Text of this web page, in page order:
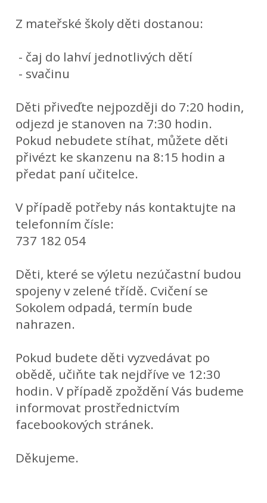
Z mateřské školy děti dostanou:
- čaj do lahví jednotlivých dětí
- svačinu
Děti přiveďte nejpozději do 7:20 hodin,
odjezd je stanoven na 7:30 hodin.
Pokud nebudete stíhat, můžete děti
přivézt ke skanzenu na 8:15 hodin a
předat paní učitelce.
V případě potřeby nás kontaktujte na
telefonním čísle:
737 182 054
Děti, které se výletu nezúčastní budou
spojeny v zelené třídě. Cvičení se
Sokolem odpadá, termín bude
nahrazen.
Pokud budete děti vyzvedávat po
obědě, učiňte tak nejdříve ve 12:30
hodin. V případě zpoždění Vás budeme
informovat prostřednictvím
facebookových stránek.
Děkujeme.